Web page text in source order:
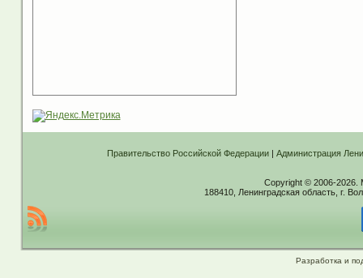
Правительство Российской Федерации| Администрация
Copyright © 2006-2026.
188410, Ленинградская область, г.
Разработка и